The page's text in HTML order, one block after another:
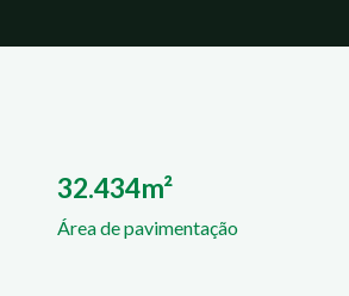
32.434m²
Área de pavimentação